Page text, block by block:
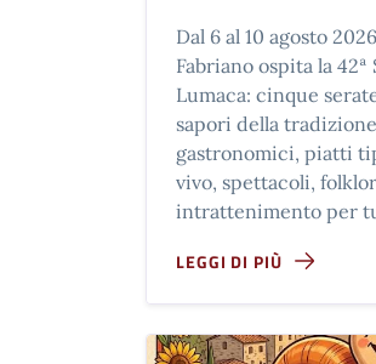
Dal 6 al 10 agosto
Fabriano ospita la 42ª
Lumaca: cinque
sapori della
gastronomici, piatti
vivo, spettacoli,
intrattenimento per
LEGGI DI PIÙ